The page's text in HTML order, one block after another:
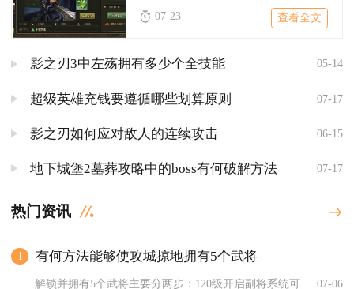
07-23
查看全文
影之刃3中左殇拥有多少个全技能 05-14
超级英雄充钱要遵循哪些划算原则 07-17
影之刃如何应对敌人的连续攻击 06-15
地下城堡2墓葬攻略中的boss有何破解方法 07-17
热门资讯
1 有何方法能够使攻城掠地拥有5个武将
07-06